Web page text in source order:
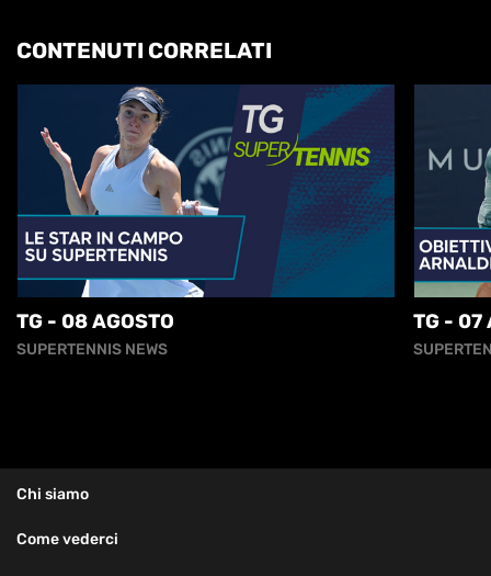
CONTENUTI CORRELATI
TG - 08 AGOSTO
SUPERTENNIS NEWS
TG - 07
Chi siamo
Come vederci